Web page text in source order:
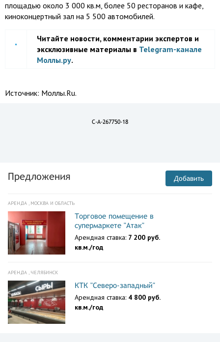
площадью около 3 000 кв.м, более 50 ресторанов и кафе,
киноконцертный зал на 5 500 автомобилей.
Читайте новости, комментарии экспертов и
эксклюзивные материалы в Telegram-канале
Моллы.ру.
Источник: Моллы.Ru.
C-A-267750-18
Предложения Добавить
АРЕНДА , МОСКВА И ОБЛАСТЬ
Торговое помещение в
супермаркете "Атак"
Арендная ставка: 7 200 руб.
кв.м./год
АРЕНДА , ЧЕЛЯБИНСК
КТК "Северо-западный"
Арендная ставка: 4 800 руб.
кв.м./год